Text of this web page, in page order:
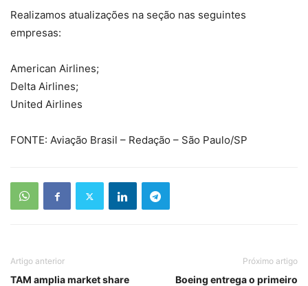
Realizamos atualizações na seção nas seguintes
empresas:
American Airlines;
Delta Airlines;
United Airlines
FONTE: Aviação Brasil – Redação – São Paulo/SP
Artigo anterior
TAM amplia market share
Próximo artigo
Boeing entrega o primeiro